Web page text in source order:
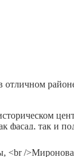
отличном
фасад, так и
в данный
для